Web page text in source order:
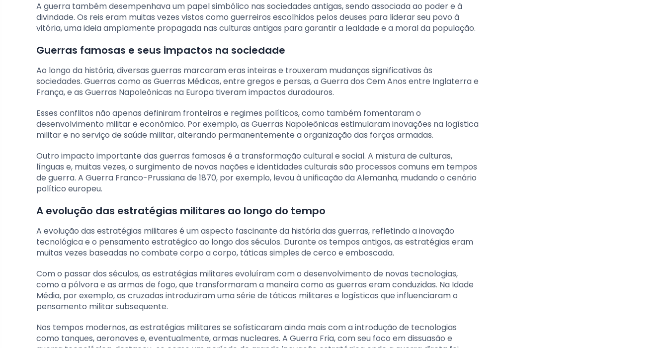
A guerra também desempenhava um papel simbólico nas sociedades antigas, sendo associada ao poder e à
divindade. Os reis eram muitas vezes vistos como guerreiros escolhidos pelos deuses para liderar seu povo à
vitória, uma ideia amplamente propagada nas culturas antigas para garantir a lealdade e a moral da população.
Guerras famosas e seus impactos na sociedade
Ao longo da história, diversas guerras marcaram eras inteiras e trouxeram mudanças significativas às
sociedades. Guerras como as Guerras Médicas, entre gregos e persas, a Guerra dos Cem Anos entre Inglaterra e
França, e as Guerras Napoleônicas na Europa tiveram impactos duradouros.
Esses conflitos não apenas definiram fronteiras e regimes políticos, como também fomentaram o
desenvolvimento militar e econômico. Por exemplo, as Guerras Napoleônicas estimularam inovações na logística
militar e no serviço de saúde militar, alterando permanentemente a organização das forças armadas.
Outro impacto importante das guerras famosas é a transformação cultural e social. A mistura de culturas,
línguas e, muitas vezes, o surgimento de novas nações e identidades culturais são processos comuns em tempos
de guerra. A Guerra Franco-Prussiana de 1870, por exemplo, levou à unificação da Alemanha, mudando o cenário
político europeu.
A evolução das estratégias militares ao longo do tempo
A evolução das estratégias militares é um aspecto fascinante da história das guerras, refletindo a inovação
tecnológica e o pensamento estratégico ao longo dos séculos. Durante os tempos antigos, as estratégias eram
muitas vezes baseadas no combate corpo a corpo, táticas simples de cerco e emboscada.
Com o passar dos séculos, as estratégias militares evoluíram com o desenvolvimento de novas tecnologias,
como a pólvora e as armas de fogo, que transformaram a maneira como as guerras eram conduzidas. Na Idade
Média, por exemplo, as cruzadas introduziram uma série de táticas militares e logísticas que influenciaram o
pensamento militar subsequente.
Nos tempos modernos, as estratégias militares se sofisticaram ainda mais com a introdução de tecnologias
como tanques, aeronaves e, eventualmente, armas nucleares. A Guerra Fria, com seu foco em dissuasão e